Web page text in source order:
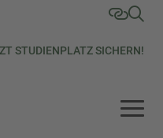
STUDIENPLATZ SICHERN!